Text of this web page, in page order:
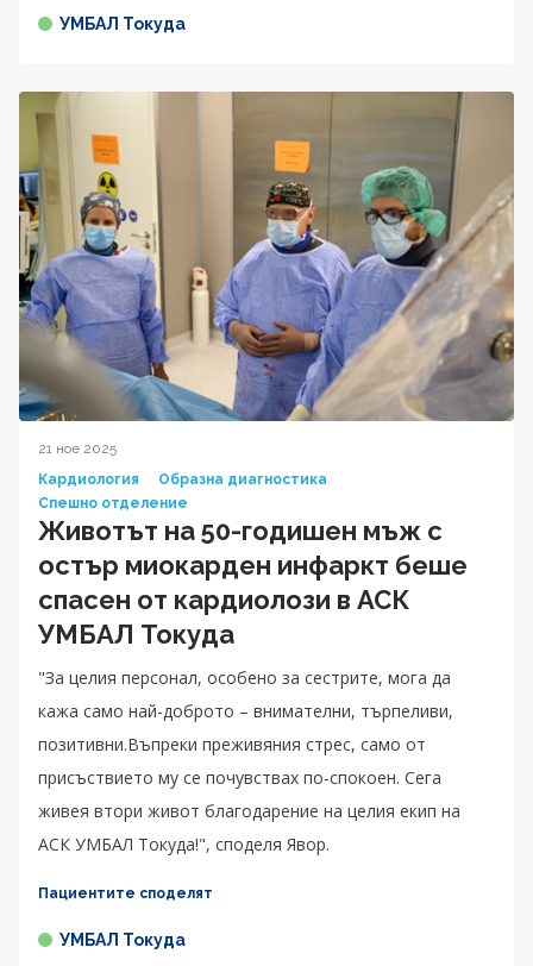
УМБАЛ Токуда
21 ное 2025
Кардиология
Образна диагностика
Спешно отделение
Животът на 50-годишен мъж с
остър миокарден инфаркт беше
спасен от кардиолози в АСК
УМБАЛ Токуда
"За целия персонал, особено за сестрите, мога да
кажа само най-доброто – внимателни, търпеливи,
позитивни.Въпреки преживяния стрес, само от
присъствието му се почувствах по-спокоен. Сега
живея втори живот благодарение на целия екип на
АСК УМБАЛ Токуда!", споделя Явор.
Пациентите споделят
УМБАЛ Токуда